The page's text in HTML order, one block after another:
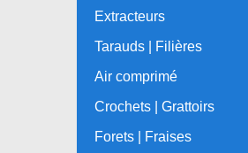
Extracteurs
Tarauds | Filières
Air comprimé
Crochets | Grattoirs
Forets | Fraises